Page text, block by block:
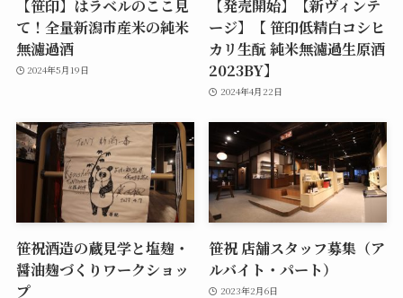
【笹印】はラベルのここ見
て！全量新潟市産米の純米
無濾過酒
2024年5月19日
【発売開始】【新ヴィンテ
ージ】【 笹印低精白コシヒ
カリ生酛 純米無濾過生原酒
2023BY】
2024年4月22日
笹祝酒造の蔵見学と塩麹・
醤油麹づくりワークショッ
プ
笹祝 店舗スタッフ募集（ア
ルバイト・パート）
2023年2月6日